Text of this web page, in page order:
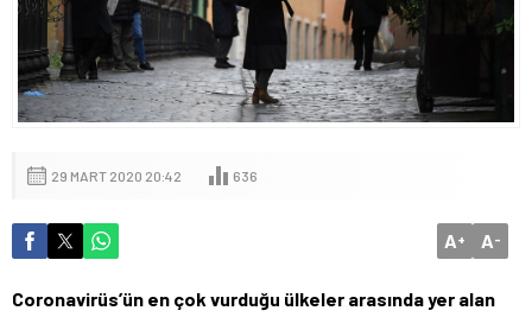
29 MART 2020 20:42 636
A+ A-
Coronavirüs’ün en çok vurduğu ülkeler arasında yer alan